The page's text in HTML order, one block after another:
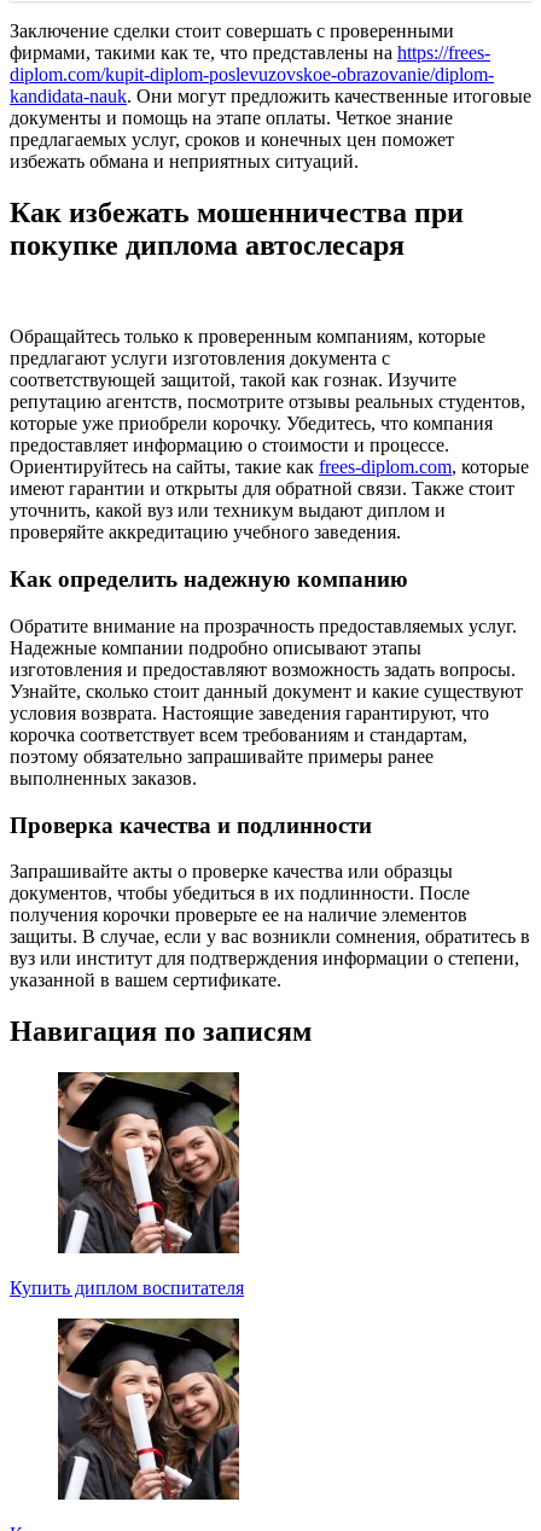
Заключение сделки стоит совершать с проверенными
фирмами, такими как те, что представлены на https://frees-
diplom.com/kupit-diplom-poslevuzovskoe-obrazovanie/diplom-
kandidata-nauk. Они могут предложить качественные итоговые
документы и помощь на этапе оплаты. Четкое знание
предлагаемых услуг, сроков и конечных цен поможет
избежать обмана и неприятных ситуаций.
Как избежать мошенничества при
покупке диплома автослесаря
Обращайтесь только к проверенным компаниям, которые
предлагают услуги изготовления документа с
соответствующей защитой, такой как гознак. Изучите
репутацию агентств, посмотрите отзывы реальных студентов,
которые уже приобрели корочку. Убедитесь, что компания
предоставляет информацию о стоимости и процессе.
Ориентируйтесь на сайты, такие как frees-diplom.com, которые
имеют гарантии и открыты для обратной связи. Также стоит
уточнить, какой вуз или техникум выдают диплом и
проверяйте аккредитацию учебного заведения.
Как определить надежную компанию
Обратите внимание на прозрачность предоставляемых услуг.
Надежные компании подробно описывают этапы
изготовления и предоставляют возможность задать вопросы.
Узнайте, сколько стоит данный документ и какие существуют
условия возврата. Настоящие заведения гарантируют, что
корочка соответствует всем требованиям и стандартам,
поэтому обязательно запрашивайте примеры ранее
выполненных заказов.
Проверка качества и подлинности
Запрашивайте акты о проверке качества или образцы
документов, чтобы убедиться в их подлинности. После
получения корочки проверьте ее на наличие элементов
защиты. В случае, если у вас возникли сомнения, обратитесь в
вуз или институт для подтверждения информации о степени,
указанной в вашем сертификате.
Навигация по записям
Купить диплом воспитателя